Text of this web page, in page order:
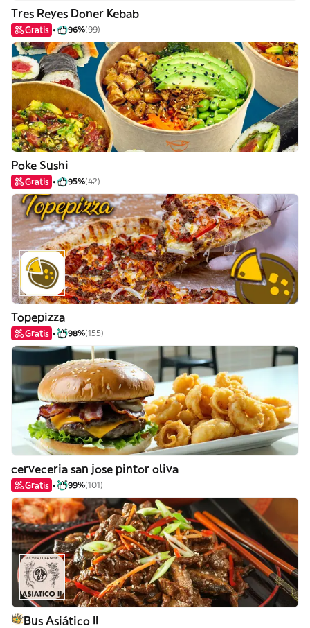
Tres Reyes Doner Kebab
Gratis 96%(99)
Poke Sushi
Gratis 95%(42)
Topepizza
Gratis 98%(155)
cerveceria san jose pintor oliva
Gratis 99%(101)
Bus Asiático II